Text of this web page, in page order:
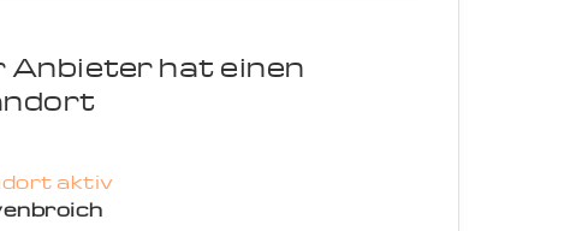
Anbieter hat einen
aktiv